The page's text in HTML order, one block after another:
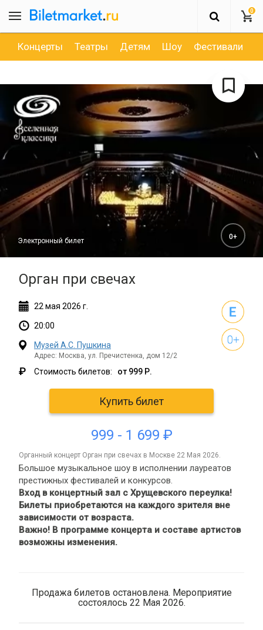
0
Концерты Театры Детям Шоу Фестивали
Орган при свечах
Электронный билет 0+
22 мая 2026 г.
20:00
Музей А.С. Пушкина
Адрес: Москва, ул. Пречистенка, дом 12/2
₽ Стоимость билетов: от 999 Р.
Купить билет
999 - 1 699 ₽
органный концерт Орган при свечах в Москве 22 Мая 2026.
Большое музыкальное шоу в исполнении лауреатов
престижных фестивалей и конкурсов.
Вход в концертный зал с Хрущевского переулка!
Билеты приобретаются на каждого зрителя вне
зависимости от возраста.
Важно! В программе концерта и составе артистов
возможны изменения.
Продажа билетов остановлена. Мероприятие
состоялось 22 Мая 2026.